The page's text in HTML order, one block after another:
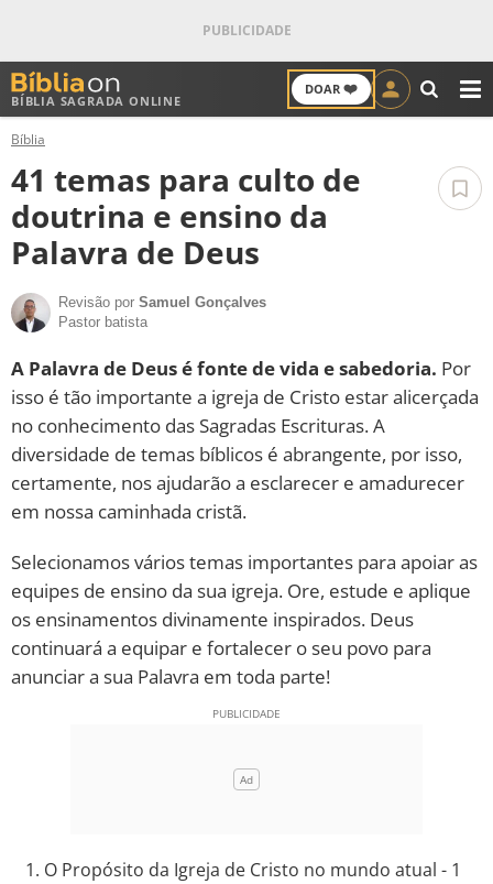
BÍBLIA SAGRADA ONLINE
DOAR ❤️
ANTIGO TESTAMENTO
NOVO TESTAMENTO
VERSÍCULOS
VERSÍCULO DO DIA
PALAVRA DO DIA
SALMO DO DIA
DEVOCIONAL DIÁRIO
ESTUDOS BÍBLICOS
ESBOÇOS DE PREGAÇÃO
QUEM SOMOS
Bíblia
41 temas para culto de
doutrina e ensino da
Palavra de Deus
Revisão por Samuel Gonçalves
Pastor batista
A Palavra de Deus é fonte de vida e sabedoria. Por
isso é tão importante a igreja de Cristo estar alicerçada
no conhecimento das Sagradas Escrituras. A
diversidade de temas bíblicos é abrangente, por isso,
certamente, nos ajudarão a esclarecer e amadurecer
em nossa caminhada cristã.
Selecionamos vários temas importantes para apoiar as
equipes de ensino da sua igreja. Ore, estude e aplique
os ensinamentos divinamente inspirados. Deus
continuará a equipar e fortalecer o seu povo para
anunciar a sua Palavra em toda parte!
O Propósito da Igreja de Cristo no mundo atual - 1